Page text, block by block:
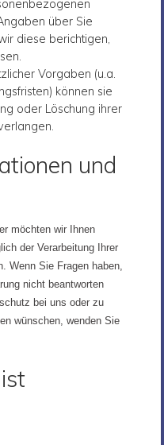
über Sie
diese berichtigen,
Vorgaben (u.a.
können sie
oder Löschung ihrer
und
möchten wir Ihnen
der Verarbeitung Ihrer
Wenn Sie Fragen haben,
nicht beantworten
bei uns oder zu
wünschen, wenden Sie